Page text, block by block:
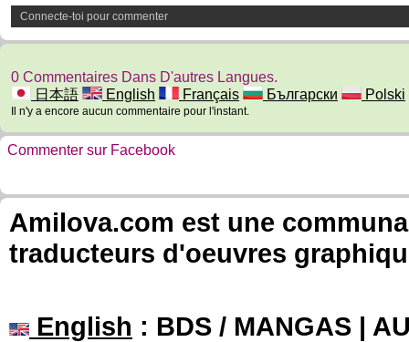
Connecte-toi pour commenter
0 Commentaires Dans D'autres Langues.
日本語
English Français Български Polski
Il n'y a encore aucun commentaire pour l'instant.
Commenter sur Facebook
Amilova.com est une
traducteurs d'oeuvres
English : BDS / MANGAS |